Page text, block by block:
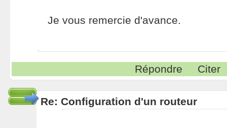
Je vous remercie d'avance.
Répondre Citer
Re: Configuration d'un routeur